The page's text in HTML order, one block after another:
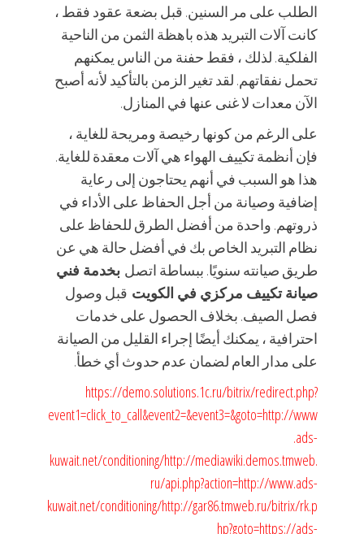
الطلب على مر السنين. قبل بضعة عقود فقط ،
كانت آلات التبريد هذه باهظة الثمن من الناحية
الفلكية. لذلك ، فقط حفنة من الناس يمكنهم
تحمل نفقاتهم. لقد تغير الزمن بالتأكيد لأنه أصبح
الآن معدات لا غنى عنها في المنازل.
على الرغم من كونها رخيصة ومريحة للغاية ،
فإن أنظمة تكييف الهواء هي آلات معقدة للغاية.
هذا هو السبب في أنهم يحتاجون إلى رعاية
إضافية وصيانة من أجل الحفاظ على الأداء في
ذروتهم. واحدة من أفضل الطرق للحفاظ على
نظام التبريد الخاص بك في أفضل حالة هي عن
طريق صيانته سنويًا. ببساطة اتصل بخدمة فني
صيانة تكييف مركزي في الكويت قبل وصول
فصل الصيف. بخلاف الحصول على خدمات
احترافية ، يمكنك أيضًا إجراء القليل من الصيانة
على مدار العام لضمان عدم حدوث أي خطأ.
https://demo.solutions.1c.ru/bitrix/redirect.php?
event1=click_to_call&event2=&event3=&goto=http://www
.ads-
kuwait.net/conditioning/http://mediawiki.demos.tmweb.
ru/api.php?action=http://www.ads-
kuwait.net/conditioning/http://gar86.tmweb.ru/bitrix/rk.p
hp?goto=https://ads-